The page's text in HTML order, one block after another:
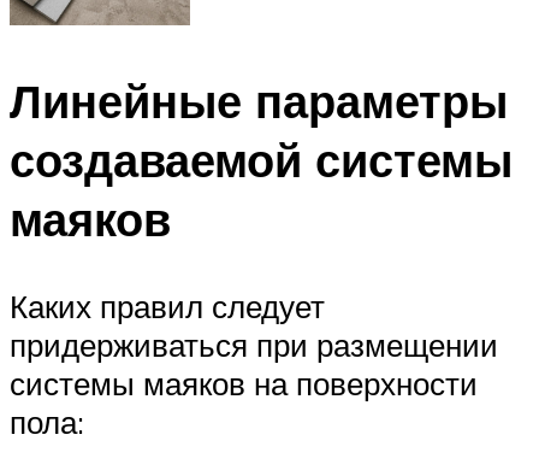
Линейные параметры
создаваемой системы
маяков
Каких правил следует
придерживаться при размещении
системы маяков на поверхности
пола: